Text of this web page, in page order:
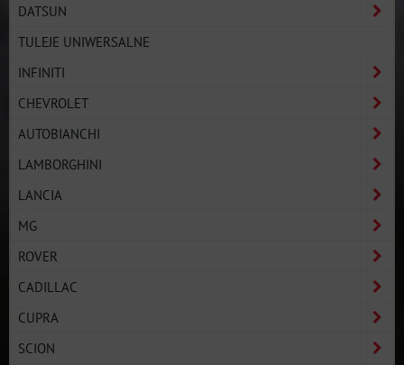
DATSUN
TULEJE UNIWERSALNE
INFINITI
CHEVROLET
AUTOBIANCHI
LAMBORGHINI
LANCIA
MG
ROVER
CADILLAC
CUPRA
SCION